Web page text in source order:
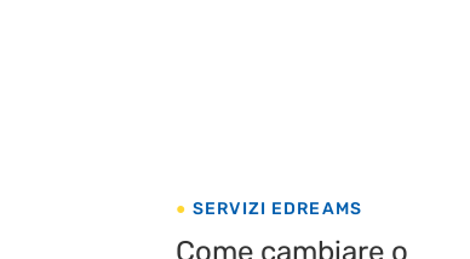
SERVIZI EDREAMS
Come cambiare o